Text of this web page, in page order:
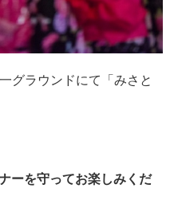
グラウンドにて「みさと
ーを守ってお楽しみくだ